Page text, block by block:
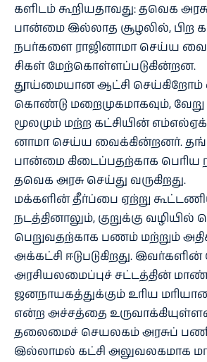
களிடம் கூறிய​தாவது: தவெக
பான்மை இல்​லாத சூழலில், பிற
நபர்​களை ராஜினாமா செய்ய
சிகள் மேற்​கொள்​ளப்​படு​கின்​றன.
தூய்​மை​யான ஆட்சி செய்​கிறோம்
கொண்டு மறை​முக​மாக​வும்,
மூலமும் மற்ற கட்​சி​யின்
னாமா செய்ய வைக்​கின்​றனர்.
பான்மை கிடைப்​ப​தற்​காக பெரிய
தவெக அரசு செய்து வரு​கிறது.
மக்​களின் தீர்ப்பை ஏற்று
நடத்​தி​னாலும், குறுக்கு
பெறு​வதற்​காக பணம் மற்​றும்
அக்​கட்சி ஈடு​படு​கிறது.
அரசி​யலமைப்​புச் சட்​டத்​தின்
ஜனநாயகத்​துக்​கும் உரிய
என்ற அச்​சத்தை
தலை​மைச் செயல​கம் அரசுப்
இல்​லாமல் கட்சி அலு​வல​க​மாக